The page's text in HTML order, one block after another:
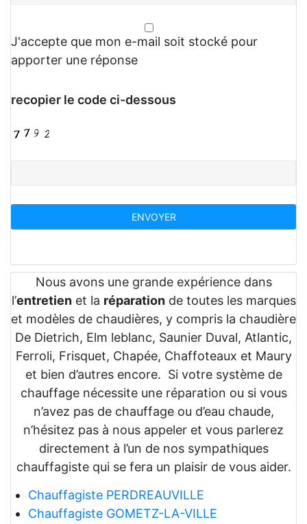
J'accepte que mon e-mail soit stocké pour
apporter une réponse
recopier le code ci-dessous
Nous avons une grande expérience dans
l’entretienet la réparationde toutes les marques
et modèles de chaudières, y compris la chaudière
De Dietrich, Elm leblanc, Saunier Duval, Atlantic,
Ferroli, Frisquet, Chapée, Chaffoteaux et Maury
et bien d’autres encore. Si votre système de
chauffage nécessite une réparation ou si vous
n’avez pas de chauffage ou d’eau chaude,
n’hésitez pas à nous appeler et vous parlerez
directement à l’un de nos sympathiques
chauffagiste qui se fera un plaisir de vous aider.
Chauffagiste PERDREAUVILLE
Chauffagiste GOMETZ-LA-VILLE